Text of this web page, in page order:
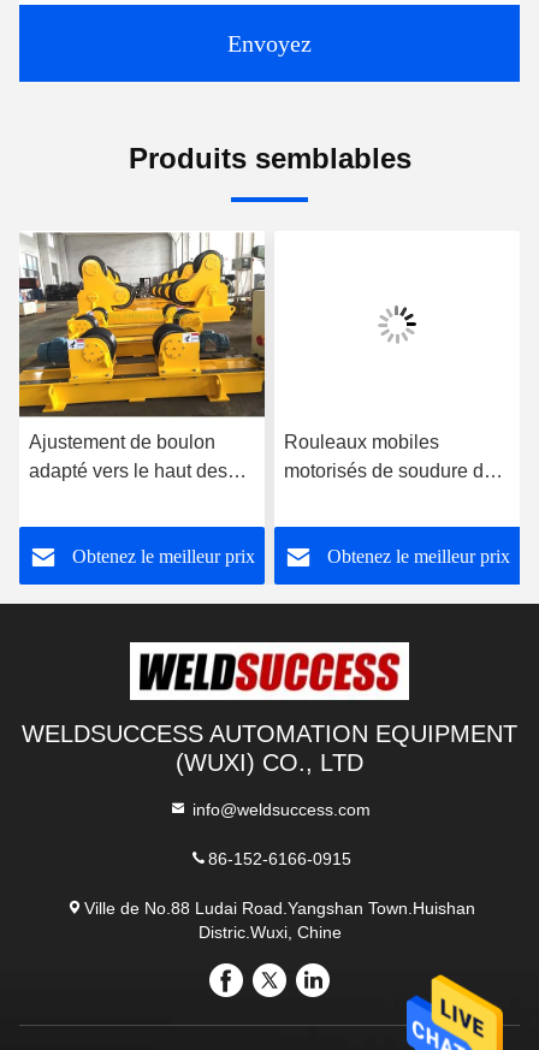
Envoyez
Produits semblables
Ajustement de boulon
adapté vers le haut des
de tuyau de rotateur de
soudure pour la soudure
Obtenez le meilleur prix
Rouleaux mobiles
motorisés de soudure de
du tuyau 120000lbs
Obtenez le meilleur prix
WELDSUCCESS AUTOMATION EQUIPMENT
(WUXI) CO., LTD
info@weldsuccess.com
86-152-6166-0915
Ville de No.88 Ludai Road.Yangshan Town.Huishan
Distric.Wuxi, Chine